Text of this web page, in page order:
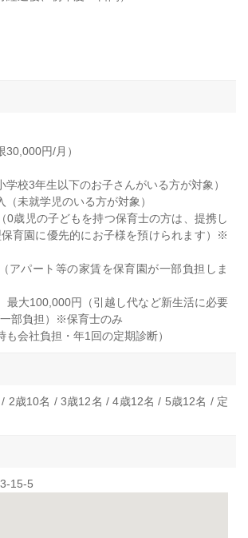
円/月）
学校3年生以下のお子さんがいる方が対象）
未就学児のいる方が対象）
0歳児の子どもを持つ保育士の方は、提携し
育園に優先的にお子様を預けられます）※
アパート等の家賃を保育園が一部負担しま
大100,000円（引越し代など新生活に必要
部負担）※保育士のみ
会社負担・年1回の定期診断）
2歳10名 / 3歳12名 / 4歳12名 / 5歳12名 / 定
15-5